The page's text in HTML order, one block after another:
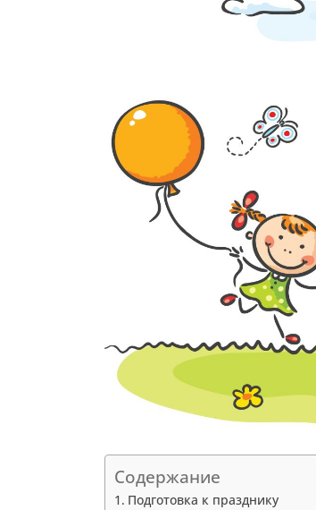
Содержание
Подготовка к празднику